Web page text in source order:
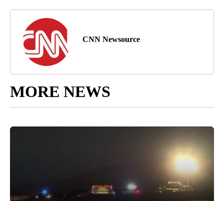
CNN Newsource
MORE NEWS